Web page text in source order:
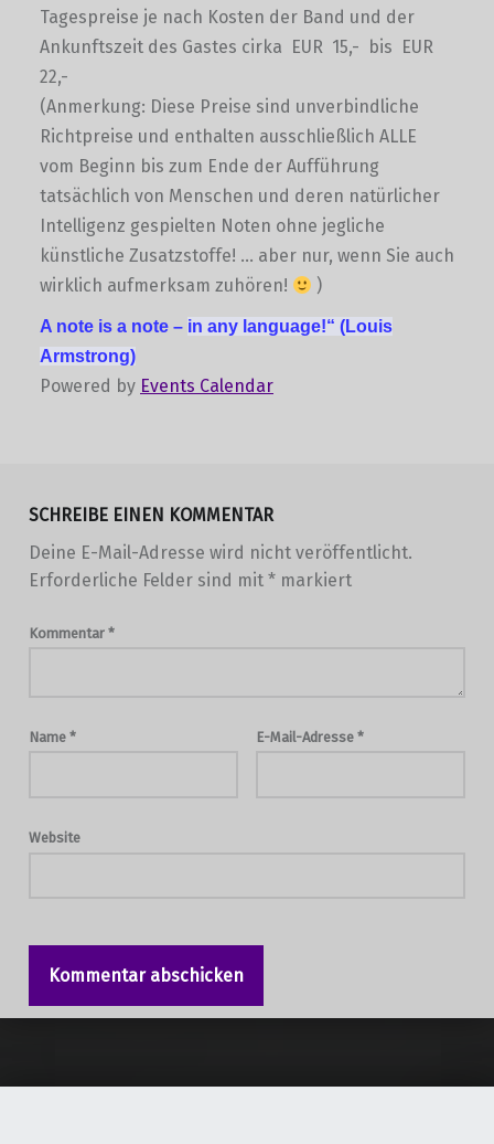
Tagespreise je nach Kosten der Band und der
Ankunftszeit des Gastes cirka EUR 15,- bis EUR
22,-
(Anmerkung: Diese Preise sind unverbindliche
Richtpreise und enthalten ausschließlich ALLE
vom Beginn bis zum Ende der Aufführung
tatsächlich von Menschen und deren natürlicher
Intelligenz gespielten Noten ohne jegliche
künstliche Zusatzstoffe! … aber nur, wenn Sie auch
wirklich aufmerksam zuhören!
)
A note is a note – in any language!“ (Louis
Armstrong)
Powered by Events Calendar
SCHREIBE EINEN KOMMENTAR
Deine E-Mail-Adresse wird nicht veröffentlicht.
Erforderliche Felder sind mit *markiert
Kommentar *
Name * E-Mail-Adresse *
Website